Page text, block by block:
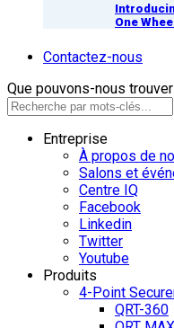
One
Contactez-nous
Que pouvons-nous
Entreprise
À propos de
Salons et
Centre IQ
Facebook
Linkedin
Twitter
Youtube
Produits
4-Point
QRT-360